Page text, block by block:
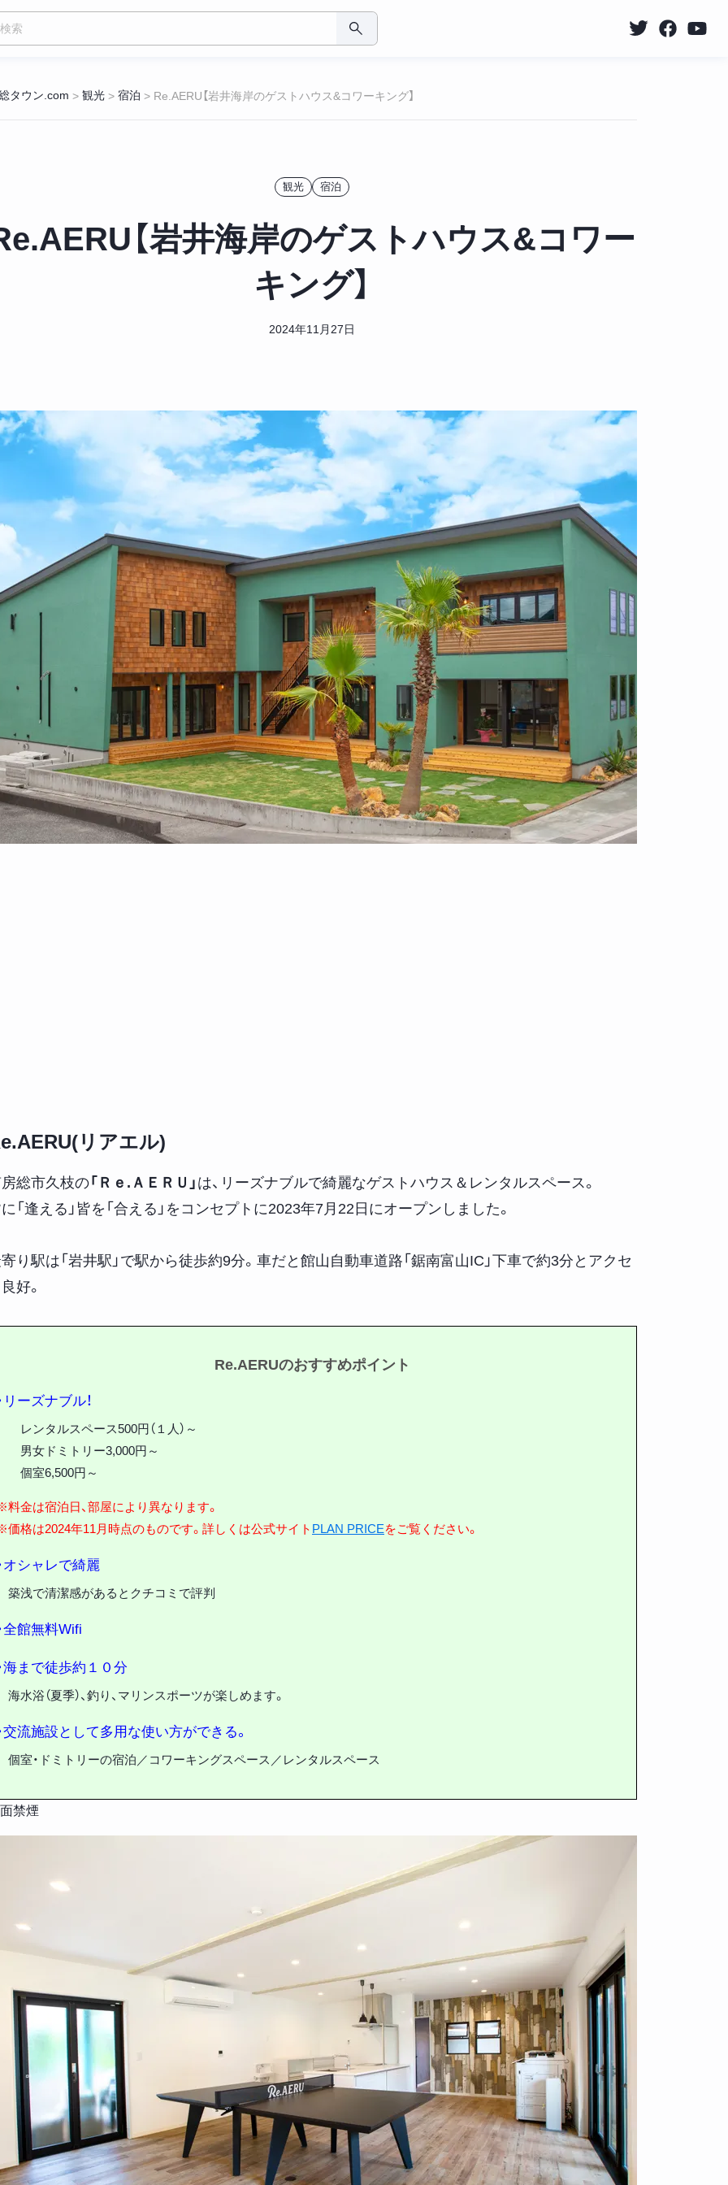
タウン.com > 観光 > 宿泊 > Re.AERU【岩井海岸のゲストハウス&コワーキング】
観光 宿泊
【岩井海岸のゲストハウス&コワー
キング】
2024年11月27日
リアエル)
総市久枝の「Ｒｅ.ＡＥＲＵ」 は、リーズナブルで綺麗なゲストハウス＆レンタルスペース。
「逢える」皆を「合える」をコンセプトに2023年7月22日にオープンしました。
り駅は「岩井駅」で駅から徒歩約9分。車だと館山自動車道路「鋸南富山IC」下車で約3分とアクセ
好。
Re.AERUのおすすめポイント
リーズナブル！
レンタルスペース500円（１人）～
男女ドミトリー3,000円～
個室6,500円～
料金は宿泊日、部屋により異なります。
価格は2024年11月時点のものです。詳しくは公式サイト PLAN PRICEをご覧ください。
オシャレで綺麗
築浅で清潔感があるとクチコミで評判
全館無料Wifi
海まで徒歩約１０分
海水浴（夏季）、釣り、マリンスポーツが楽しめます。
交流施設として多用な使い方ができる。
個室・ドミトリーの宿泊／コワーキングスペース／レンタルスペース
禁煙